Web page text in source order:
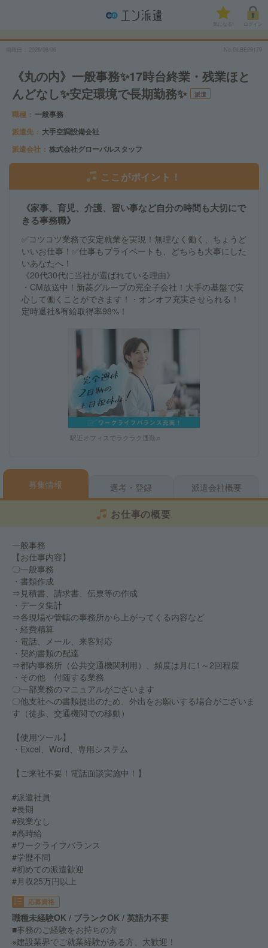
気になる!
No.GLBE29179
《丸の内》一般事務✨17時台終業・残業ほと
んどなし✨安定環境で長期勤務✨
派遣
職種
一般事務
派遣先
大手空調設備会社
派遣会社
株式会社グローバルスタッフ
ここがポイント！
《家事、育児、介護、習い事など自分の時間も大切にで
きる事務職》
✅コツコツ業務で安定就業を実現！無理なく働く、ちょうど
いいお仕事！✅仕事もプライベートも、どちらも大事にした
いあなたへ！
《20代30代に当社が選ばれている理由》
・CM放送中！新菱グループの完全子会社！大手の基盤で安
心して働くことができます！・オンオフ充実させられる！
定時退社&有給取得率98%！
駅近オフィスでラクラク通勤♬
募集情報 選考・登録 派遣会社概要
お仕事の概要
一般事務
【お仕事内容】
〇一般事務
・書類作成
⇒見積書、請求書、伝票等の作成
・データ集計
⇒各現場や管轄の事務所から上がってくる内容など
・経費精算
・電話、メール、来客対応
・契約書類の配達
⇒都内事務所（公共交通機関利用）、頻度は月に1～2回程度
・その他 付随する業務
〇一部業務のマニュアルがございます
〇他支社への書類提出のため、外出をお願いする場合がございま
す（徒歩、交通機関での移動）
【使用ツール】
・Excel、Word、専用システム
【ご来社不要！電話面談実施中！】
#派遣社員
#長期
#残業なし
#高時給
#ワークライフバランス
#学歴不問
#初めての派遣歓迎
#月収25万円以上
応募資格
職種未経験OK / ブランクOK / 英語力不要
■事務のご経験をお持ちの方
※建設業界でご就業経験がある方、大歓迎！